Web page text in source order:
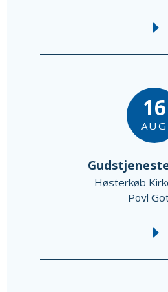
16
AUG
Høsterkøb
Povl